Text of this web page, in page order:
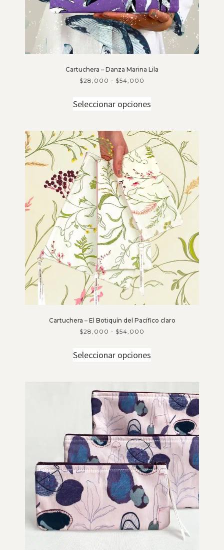
Cartuchera – Danza Marina Lila
$28,000 - $54,000
Seleccionar opciones
Cartuchera – El Botiquín del Pacífico claro
$28,000 - $54,000
Seleccionar opciones